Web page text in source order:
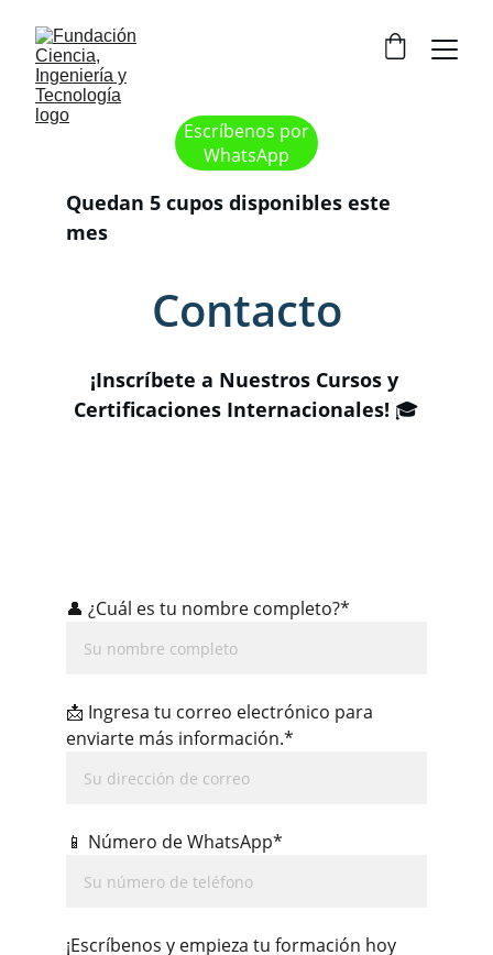
Escríbenos por
WhatsApp
Quedan 5 cupos disponibles este
mes
Contacto
¡Inscríbete a Nuestros Cursos y
Certificaciones Internacionales! 🎓
👤 ¿Cuál es tu nombre completo?*
📩 Ingresa tu correo electrónico para
enviarte más información.*
📱 Número de WhatsApp*
¡Escríbenos y empieza tu formación hoy